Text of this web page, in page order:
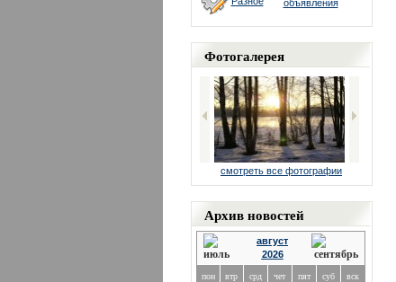
объявления
Фотогалерея
смотреть все фотографии
Архив новостей
август
2026
пон втр срд чет пят суб вск